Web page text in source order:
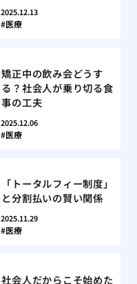
2025.12.13
医療
矯正中の飲み会どうす
る？社会人が乗り切る食
事の工夫
2025.12.06
医療
「トータルフィー制度」
と分割払いの賢い関係
2025.11.29
医療
社会人だからこそ始めた